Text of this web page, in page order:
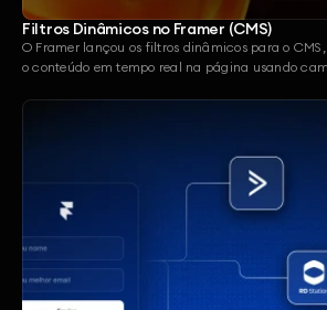
Filtros Dinâmicos no Framer (CMS)
O Framer lançou os filtros dinâmicos para o
o conteúdo em tempo real na página usando
configurar cada filtro na prática.